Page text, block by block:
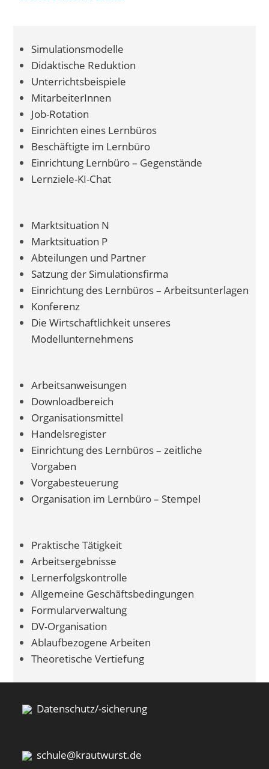
Simulationsmodelle
Didaktische Reduktion
Unterrichtsbeispiele
MitarbeiterInnen
Job-Rotation
Einrichten eines Lernbüros
Beschäftigte im Lernbüro
Einrichtung Lernbüro – Gegenstände
Lernziele-KI-Chat
Marktsituation N
Marktsituation P
Abteilungen und Partner
Satzung der Simulationsfirma
Einrichtung des Lernbüros – Arbeitsunterlagen
Konferenz
Die Wirtschaftlichkeit unseres
Modellunternehmens
Arbeitsanweisungen
Downloadbereich
Organisationsmittel
Handelsregister
Einrichtung des Lernbüros – zeitliche
Vorgaben
Vorgabesteuerung
Organisation im Lernbüro – Stempel
Praktische Tätigkeit
Arbeitsergebnisse
Lernerfolgskontrolle
Allgemeine Geschäftsbedingungen
Formularverwaltung
DV-Organisation
Ablaufbezogene Arbeiten
Theoretische Vertiefung
Datenschutz/-sicherung
schule@krautwurst.de